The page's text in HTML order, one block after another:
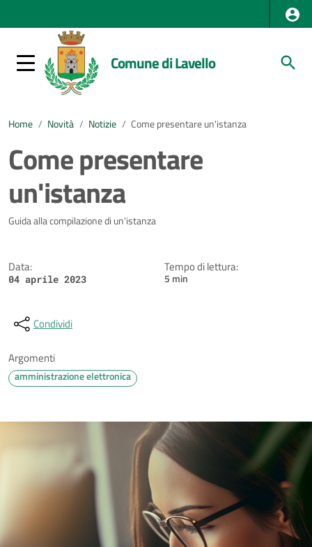
Comune di Lavello
Home / Novità / Notizie / Come presentare un'istanza
Come presentare
un'istanza
Dettagli della notizia
Guida alla compilazione di un'istanza
Data:
04 aprile 2023
Tempo di lettura:
5 min
Condividi
Argomenti
amministrazione elettronica